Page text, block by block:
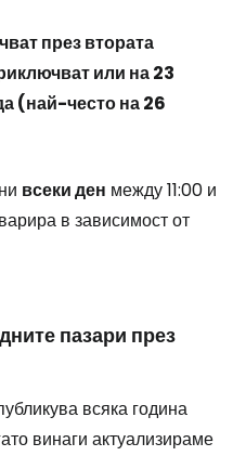
през втората
или на 23
(най-често на 26
всеки ден между 11:00 и
в зависимост от
пазари през
всяка година
винаги актуализираме